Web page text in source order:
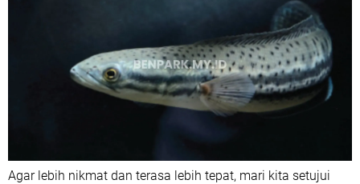
Agar lebih nikmat dan terasa lebih tepat, mari kita setujui